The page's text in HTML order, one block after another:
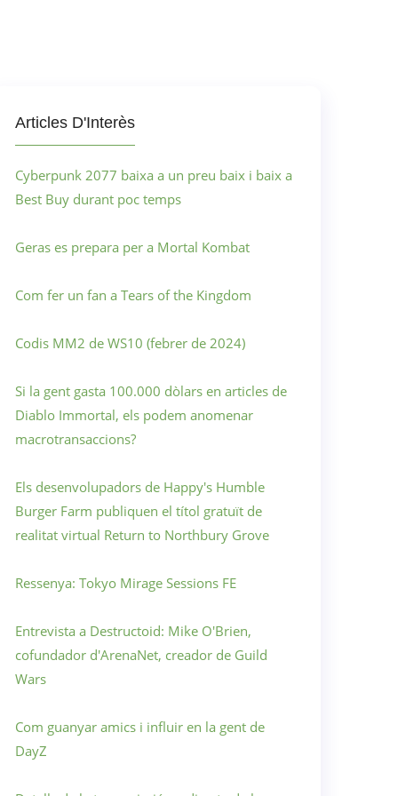
Articles D'Interès
Cyberpunk 2077 baixa a un preu baix i baix a
Best Buy durant poc temps
Geras es prepara per a Mortal Kombat
Com fer un fan a Tears of the Kingdom
Codis MM2 de WS10 (febrer de 2024)
Si la gent gasta 100.000 dòlars en articles de
Diablo Immortal, els podem anomenar
macrotransaccions?
Els desenvolupadors de Happy's Humble
Burger Farm publiquen el títol gratuït de
realitat virtual Return to Northbury Grove
Ressenya: Tokyo Mirage Sessions FE
Entrevista a Destructoid: Mike O'Brien,
cofundador d'ArenaNet, creador de Guild
Wars
Com guanyar amics i influir en la gent de
DayZ